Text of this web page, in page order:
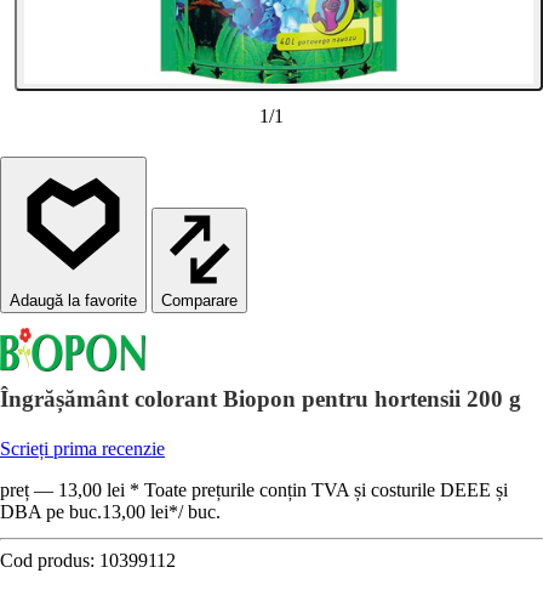
1/1
Comparare
Îngrășământ colorant Biopon pentru hortensii 200 g
Scrieți prima recenzie
preț — 13,00 lei * Toate prețurile conțin TVA și costurile DEEE și
DBA pe buc.13,00 lei*/ buc.
Cod produs: 10399112